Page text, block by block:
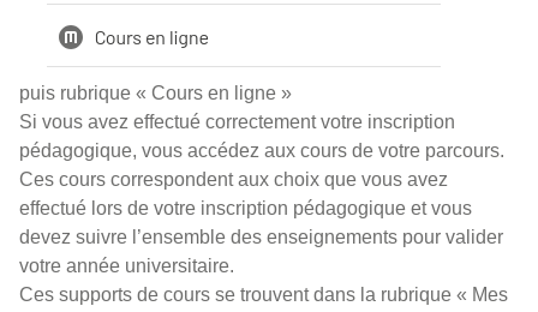
puis rubrique « Cours en ligne »
Si vous avez effectué correctement votre inscription
pédagogique, vous accédez aux cours de votre parcours.
Ces cours correspondent aux choix que vous avez
effectué lors de votre inscription pédagogique et vous
devez suivre l’ensemble des enseignements pour valider
votre année universitaire.
Ces supports de cours se trouvent dans la rubrique « Mes